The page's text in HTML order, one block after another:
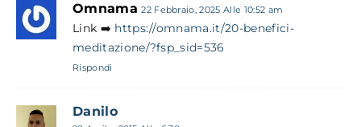
Omnama 22 Febbraio, 2025 Alle 10:52 am
Link ➡️ https://omnama.it/20-benefici-
meditazione/?fsp_sid=536
Rispondi
Danilo